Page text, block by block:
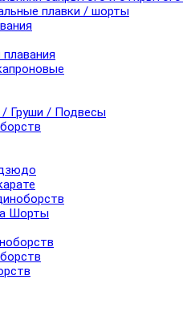
плавки / шорты
/ Груши / Подвесы
Шорты